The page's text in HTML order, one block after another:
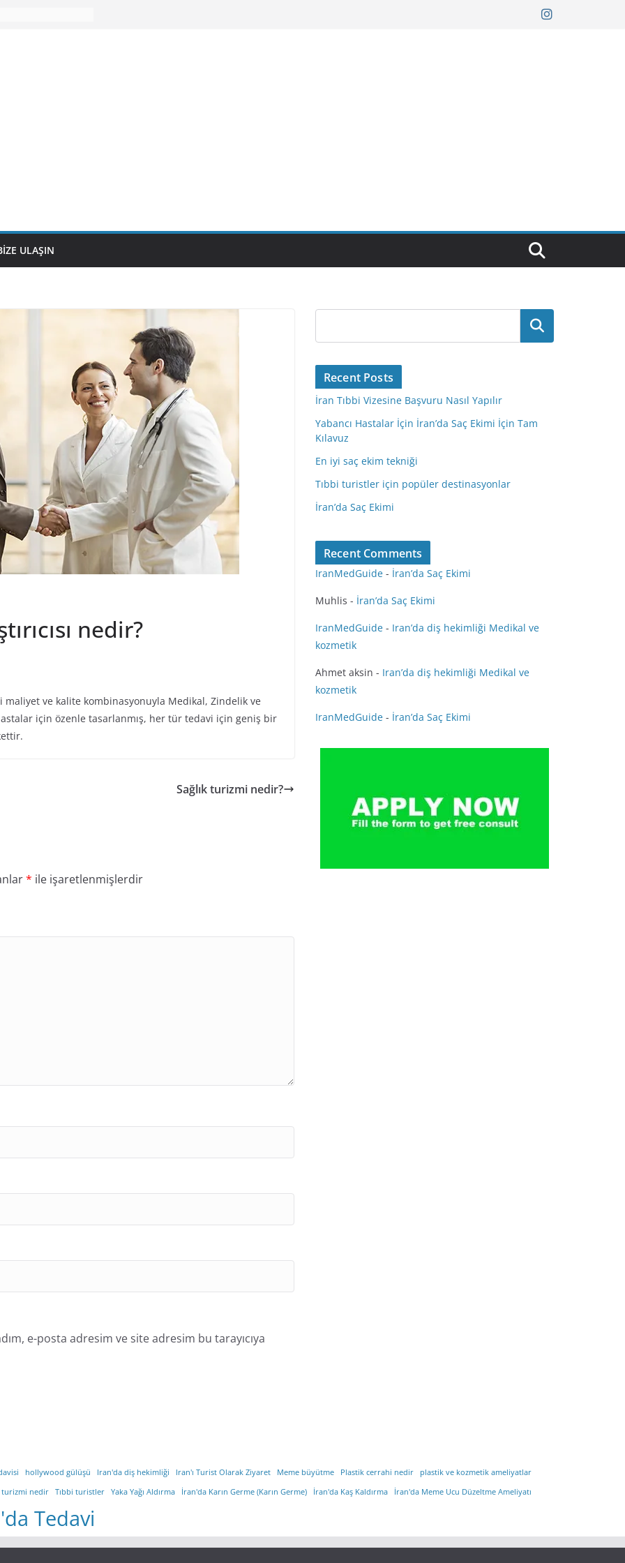
ULAŞIN
nedir?
maliyet ve kalite kombinasyonuyla Medikal, Zindelik ve
için özenle tasarlanmış, her tür tedavi için geniş bir
Sağlık turizmi nedir?
* ile işaretlenmişlerdir
e-posta adresim ve site adresim bu tarayıcıya
Ara
Recent Posts
İran Tıbbi Vizesine Başvuru Nasıl Yapılır
Yabancı Hastalar İçin İran’da Saç Ekimi İçin Tam
Kılavuz
En iyi saç ekim tekniği
Tıbbi turistler için popüler destinasyonlar
İran’da Saç Ekimi
Recent Comments
IranMedGuide - İran’da Saç Ekimi
Muhlis - İran’da Saç Ekimi
IranMedGuide - Iran’da diş hekimliği Medikal ve
kozmetik
Ahmet aksin - Iran’da diş hekimliği Medikal ve
kozmetik
IranMedGuide - İran’da Saç Ekimi
hollywood gülüşü Iran'da diş hekimliği Iran'ı Turist Olarak Ziyaret Meme büyütme Plastik cerrahi nedir
plastik ve kozmetik ameliyatlar
turizmi nedir
Tıbbi turistler Yaka Yağı Aldırma İran'da Karın Germe (Karın Germe) İran'da Kaş Kaldırma İran'da Meme Ucu Düzeltme Ameliyatı
Tedavi